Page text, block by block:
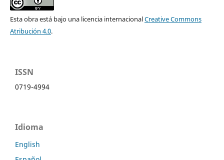
Esta obra está bajo una licencia internacionalCreative Commons
Atribución 4.0.
ISSN
0719-4994
Idioma
English